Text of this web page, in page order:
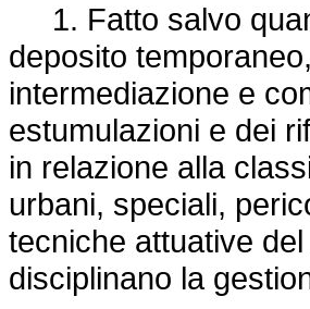
1. Fatto salvo
deposito
intermediazione e
estumulazioni e dei
in relazione alla
urbani, speciali,
tecniche attuative del
disciplinano la